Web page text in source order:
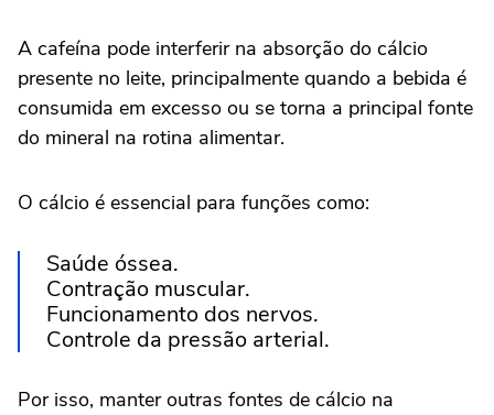
A cafeína pode interferir na absorção do cálcio
presente no leite, principalmente quando a bebida é
consumida em excesso ou se torna a principal fonte
do mineral na rotina alimentar.
O cálcio é essencial para funções como:
Saúde óssea.
Contração muscular.
Funcionamento dos nervos.
Controle da pressão arterial.
Por isso, manter outras fontes de cálcio na